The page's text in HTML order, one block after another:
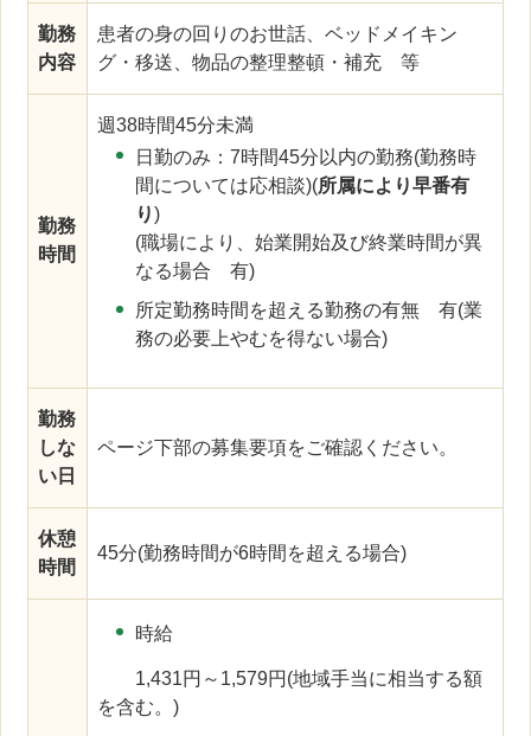
勤務
内容
患者の身の回りのお世話、ベッドメイキン
グ・移送、物品の整理整頓・補充 等
勤務
時間
週38時間45分未満
日勤のみ：7時間45分以内の勤務(勤務時
間については応相談)(所属により早番有
り)
(職場により、始業開始及び終業時間が異
なる場合 有)
所定勤務時間を超える勤務の有無 有(業
務の必要上やむを得ない場合)
勤務
しな
い日
ページ下部の募集要項をご確認ください。
休憩
時間
45分(勤務時間が6時間を超える場合)
時給
1,431円～1,579円(地域手当に相当する額
を含む。)